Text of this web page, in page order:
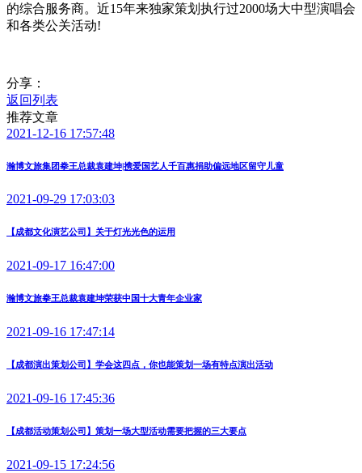
的综合服务商。近15年来独家策划执行过2000场大中型演唱会
和各类公关活动!
分享：
返回列表
推荐文章
2021-12-16 17:57:48
瀚博文旅集团拳王总裁袁建坤|携爱国艺人千百惠捐助偏远地区留守儿童
2021-09-29 17:03:03
【成都文化演艺公司】关于灯光光色的运用
2021-09-17 16:47:00
瀚博文旅拳王总裁袁建坤荣获中国十大青年企业家
2021-09-16 17:47:14
【成都演出策划公司】学会这四点，你也能策划一场有特点演出活动
2021-09-16 17:45:36
【成都活动策划公司】策划一场大型活动需要把握的三大要点
2021-09-15 17:24:56